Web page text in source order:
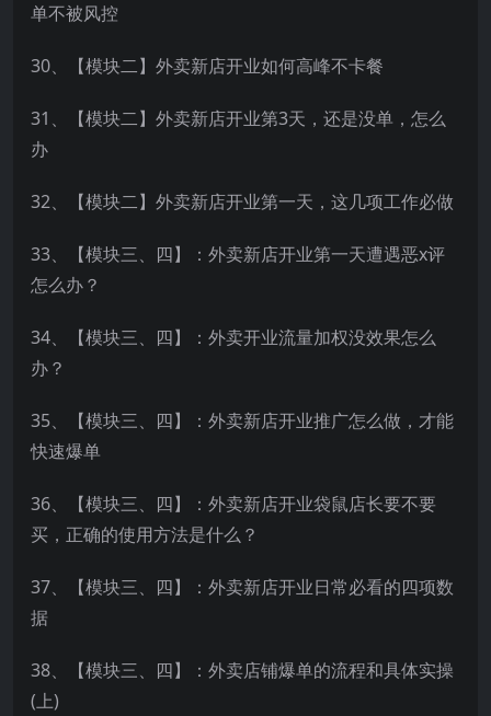
单不被风控
30、【模块二】外卖新店开业如何高峰不卡餐
31、【模块二】外卖新店开业第3天，还是没单，怎么
办
32、【模块二】外卖新店开业第一天，这几项工作必做
33、【模块三、四】：外卖新店开业第一天遭遇恶x评
怎么办？
34、【模块三、四】：外卖开业流量加权没效果怎么
办？
35、【模块三、四】：外卖新店开业推广怎么做，才能
快速爆单
36、【模块三、四】：外卖新店开业袋鼠店长要不要
买，正确的使用方法是什么？
37、【模块三、四】：外卖新店开业日常必看的四项数
据
38、【模块三、四】：外卖店铺爆单的流程和具体实操
(上)